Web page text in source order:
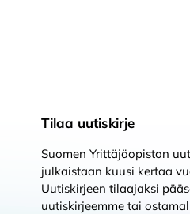
Tilaa uutiskirje
Suomen Yrittäjäopiston
julkaistaan kuusi kertaa
Uutiskirjeen tilaajaksi
uutiskirjeemme tai